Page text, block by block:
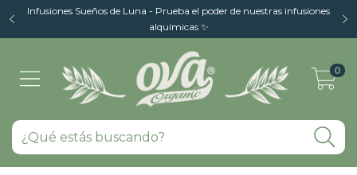
Infusiones Sueños de Luna - Prueba el poder de nuestras infusiones
alquímicas ✨
0